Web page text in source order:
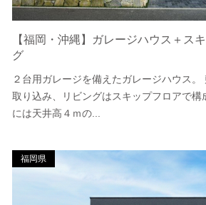
【福岡・沖縄】ガレージハウス＋ス
グ
２台用ガレージを備えたガレージハウス。
取り込み、リビングはスキップフロアで構
には天井高４ｍの...
福岡県